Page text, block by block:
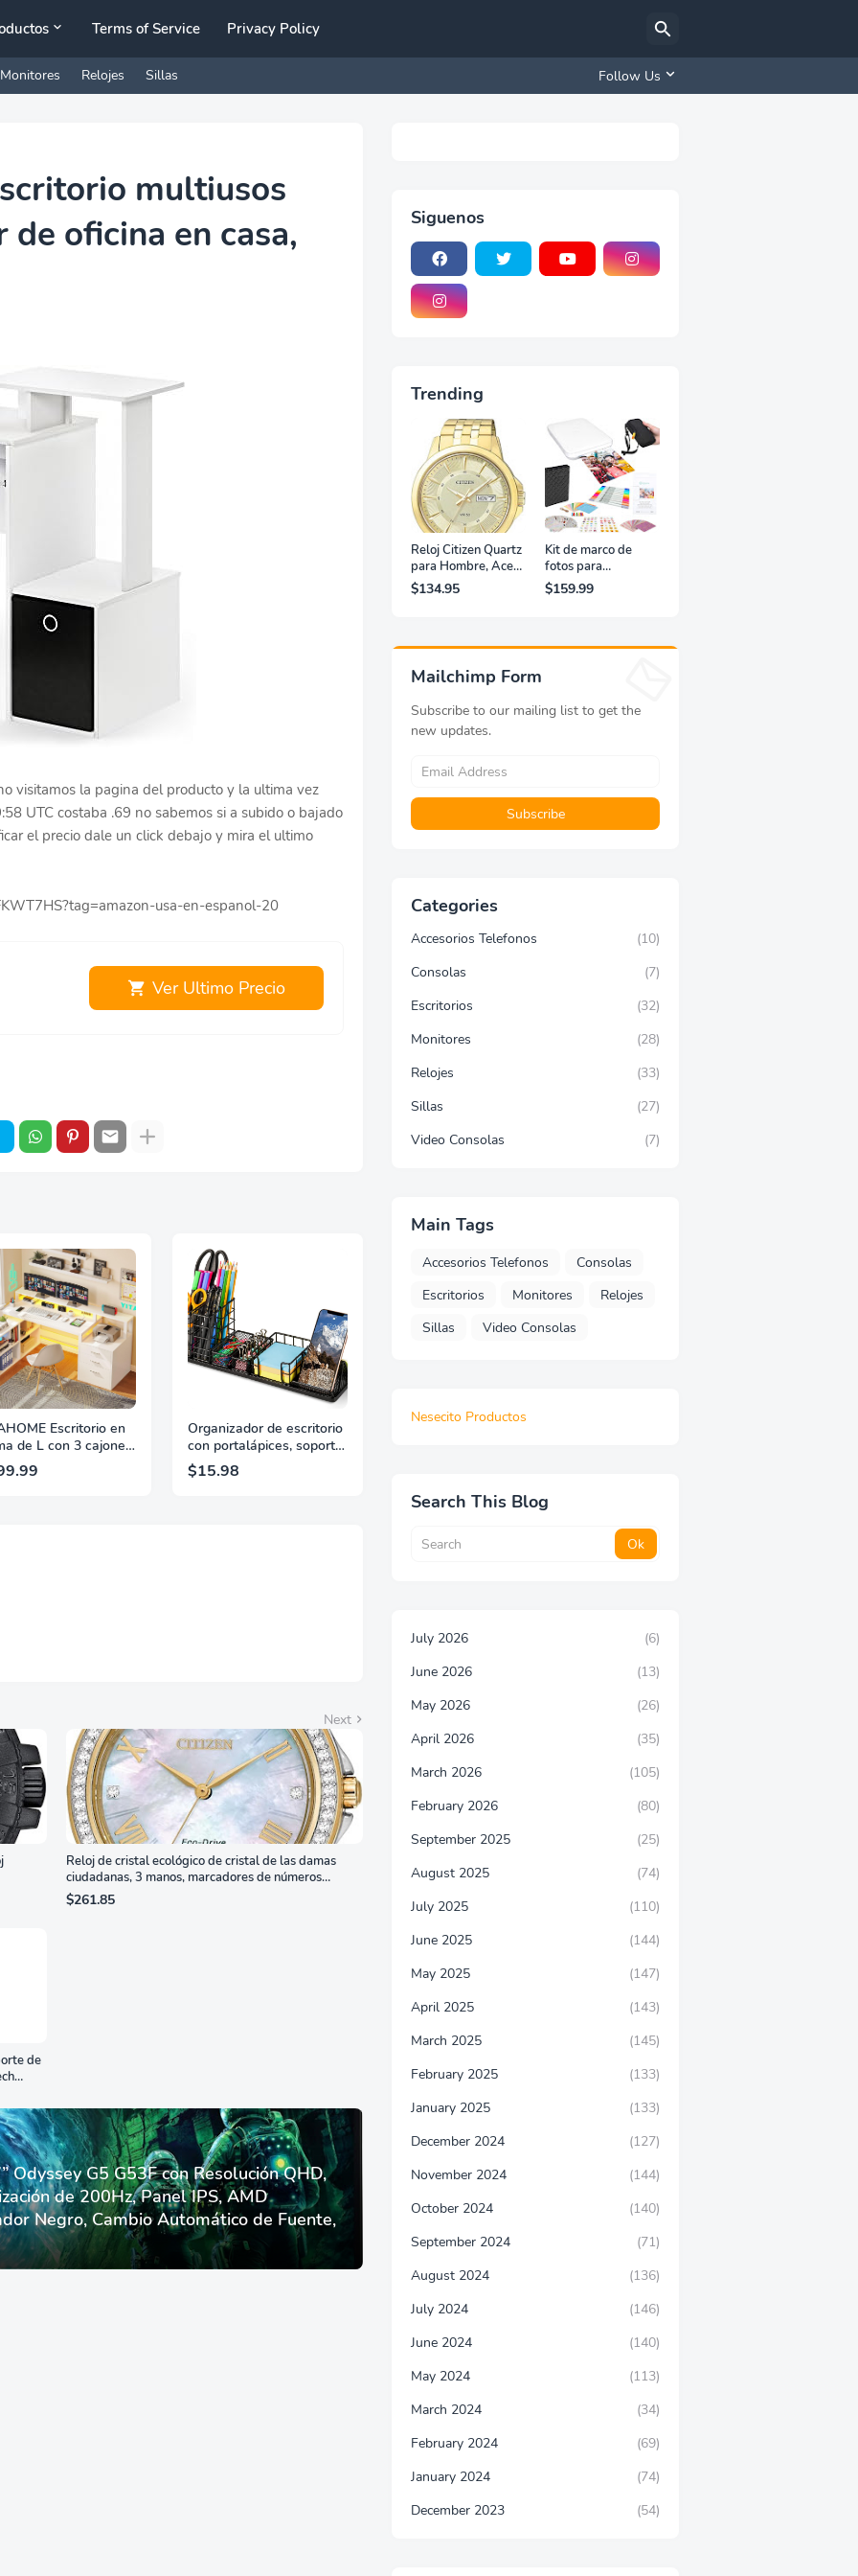
Terms of Service Privacy Policy
Monitores Relojes Sillas Follow Us
multiusos
oficina en casa,
visitamos la pagina del producto y la ultima vez
UTC costaba .69 no sabemos si a subido o bajado
el precio dale un click debajo y mira el ultimo
usa-en-espanol-20
Ver Ultimo Precio
Escritorio en
de L con 3 cajones,
de esquina de
con toma de
Organizador de escritorio
con portalápices, soporte
para teléfono, notas
adhesivas y
$15.98
Next
Reloj de cristal ecológico de cristal de las damas
ciudadanas, 3 manos, marcadores de números
romanos, dial de nácar
$261.85
de
Odyssey G5 G53F con Resolución QHD,
de 200Hz, Panel IPS, AMD
Negro, Cambio Automático de Fuente,
Siguenos
Trending
Reloj Citizen Quartz
para Hombre, Acero
Inoxidable, Clásico,
Dorado
$134.95
Kit de marco de
fotos para
impresora portátil
de fotografías y
$159.99
Mailchimp Form
Subscribe to our mailing list to get the
new updates.
Categories
Accesorios Telefonos
(10)
Consolas
(7)
Escritorios
(32)
Monitores
(28)
Relojes
(33)
Sillas
(27)
Video Consolas
(7)
Main Tags
Accesorios Telefonos
Consolas
Escritorios
Monitores
Relojes
Sillas
Video Consolas
Nesecito Productos
Search This Blog
July 2026
(6)
June 2026
(13)
May 2026
(26)
April 2026
(35)
March 2026
(105)
February 2026
(80)
September 2025
(25)
August 2025
(74)
July 2025
(110)
June 2025
(144)
May 2025
(147)
April 2025
(143)
March 2025
(145)
February 2025
(133)
January 2025
(133)
December 2024
(127)
November 2024
(144)
October 2024
(140)
September 2024
(71)
August 2024
(136)
July 2024
(146)
June 2024
(140)
May 2024
(113)
March 2024
(34)
February 2024
(69)
January 2024
(74)
December 2023
(54)